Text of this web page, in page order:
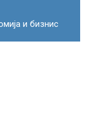
и бизнис